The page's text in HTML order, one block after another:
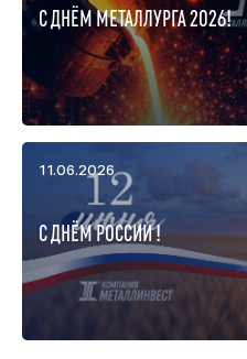
С ДНЁМ МЕТАЛЛУРГА 2026!
11.06.2026
С ДНЁМ РОССИИ !